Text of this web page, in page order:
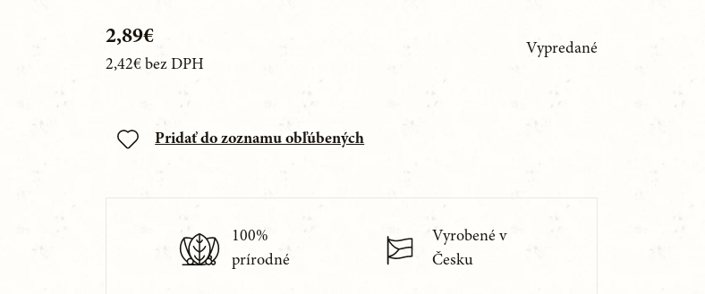
2,89€
2,42€ bez DPH
Vypredané
Pridať do zoznamu obľúbených
100%
prírodné
Vyrobené v
Česku